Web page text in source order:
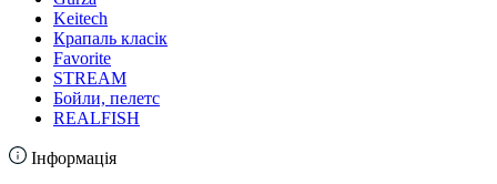
Keitech
Крапаль класік
Favorite
STREAM
Бойли, пелетс
REALFISH
Інформація